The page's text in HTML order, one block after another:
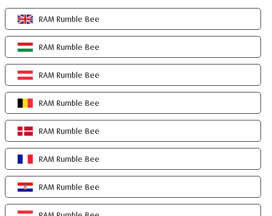
RAM Rumble Bee
RAM Rumble Bee
RAM Rumble Bee
RAM Rumble Bee
RAM Rumble Bee
RAM Rumble Bee
RAM Rumble Bee